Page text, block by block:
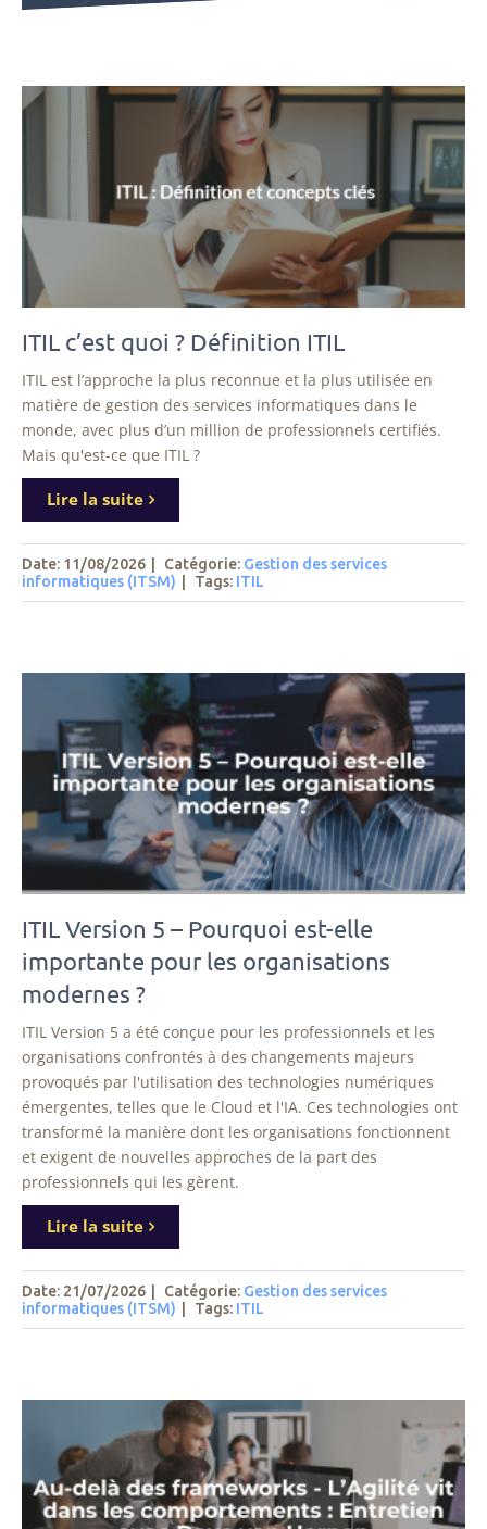
ITIL c’est quoi ? Définition ITIL
ITIL est l’approche la plus reconnue et la plus utilisée en
matière de gestion des services informatiques dans le
monde, avec plus d’un million de professionnels certifiés.
Mais qu'est-ce que ITIL ?
Lire la suite
Date: 11/08/2026 Catégorie: Gestion des services
informatiques (ITSM)
Tags: ITIL
ITIL Version 5 – Pourquoi est-elle
importante pour les organisations
modernes ?
ITIL Version 5 a été conçue pour les professionnels et les
organisations confrontés à des changements majeurs
provoqués par l'utilisation des technologies numériques
émergentes, telles que le Cloud et l'IA. Ces technologies ont
transformé la manière dont les organisations fonctionnent
et exigent de nouvelles approches de la part des
professionnels qui les gèrent.
Lire la suite
Date: 21/07/2026 Catégorie: Gestion des services
informatiques (ITSM)
Tags: ITIL